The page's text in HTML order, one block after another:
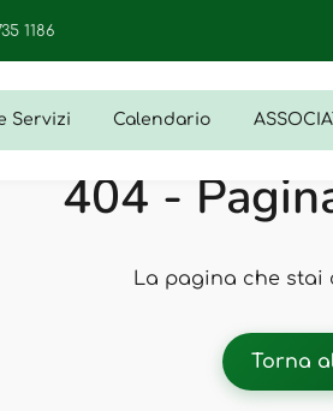
1186
Servizi Calendario
404 -
La pagina che stai
Torna